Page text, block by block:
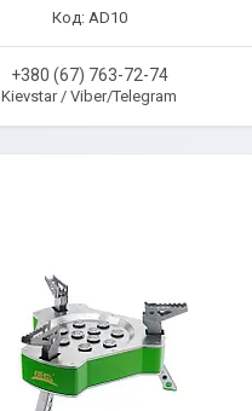
AD10
+380 (67) 763-72-74
Kievstar / Viber/Telegram